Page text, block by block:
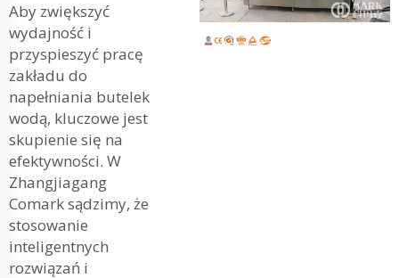
Aby zwiększyć
wydajność i
przyspieszyć pracę
zakładu do
napełniania butelek
wodą, kluczowe jest
skupienie się na
efektywności. W
Zhangjiagang
Comark sądzimy, że
stosowanie
inteligentnych
rozwiązań i